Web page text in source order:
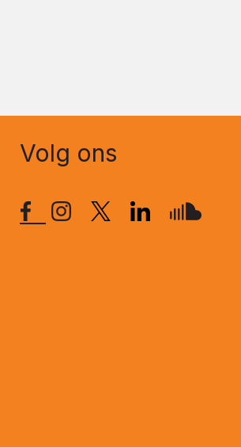
Volg ons